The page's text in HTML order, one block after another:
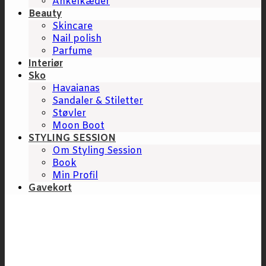
Beauty
Skincare
Nail polish
Parfume
Interiør
Sko
Havaianas
Sandaler & Stiletter
Støvler
Moon Boot
STYLING SESSION
Om Styling Session
Book
Min Profil
Gavekort